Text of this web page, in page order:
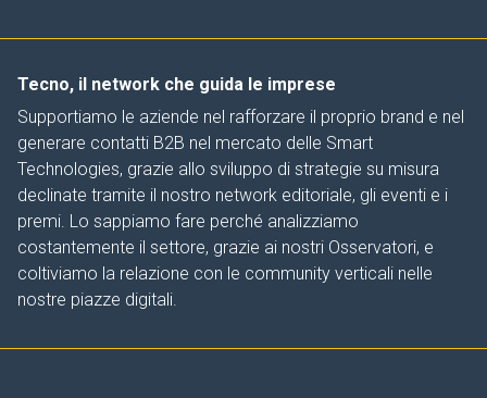
Tecno, il network che guida le imprese
Supportiamo le aziende nel rafforzare il proprio brand e nel
generare contatti B2B nel mercato delle Smart
Technologies, grazie allo sviluppo di strategie su misura
declinate tramite il nostro network editoriale, gli eventi e i
premi. Lo sappiamo fare perché analizziamo
costantemente il settore, grazie ai nostri Osservatori, e
coltiviamo la relazione con le community verticali nelle
nostre piazze digitali.